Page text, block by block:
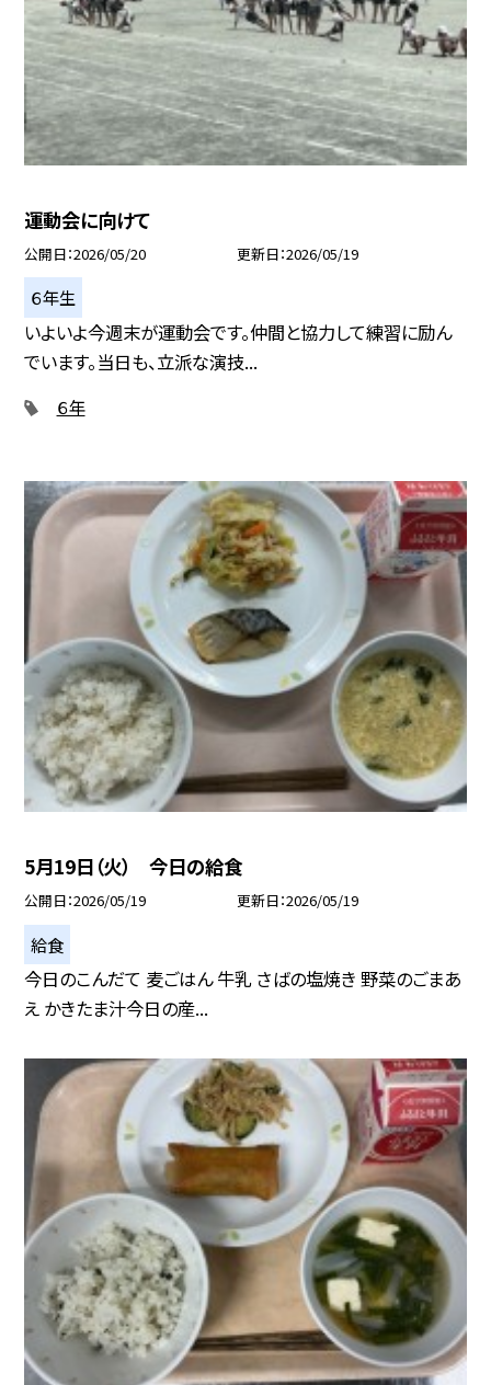
運動会に向けて
公開日 2026/05/20 更新日 2026/05/19
６年生
いよいよ今週末が運動会です。仲間と協力して練習に励ん
でいます。当日も、立派な演技...
６年
5月19日（火） 今日の給食
公開日 2026/05/19 更新日 2026/05/19
給食
今日のこんだて 麦ごはん 牛乳 さばの塩焼き 野菜のごまあ
え かきたま汁今日の産...